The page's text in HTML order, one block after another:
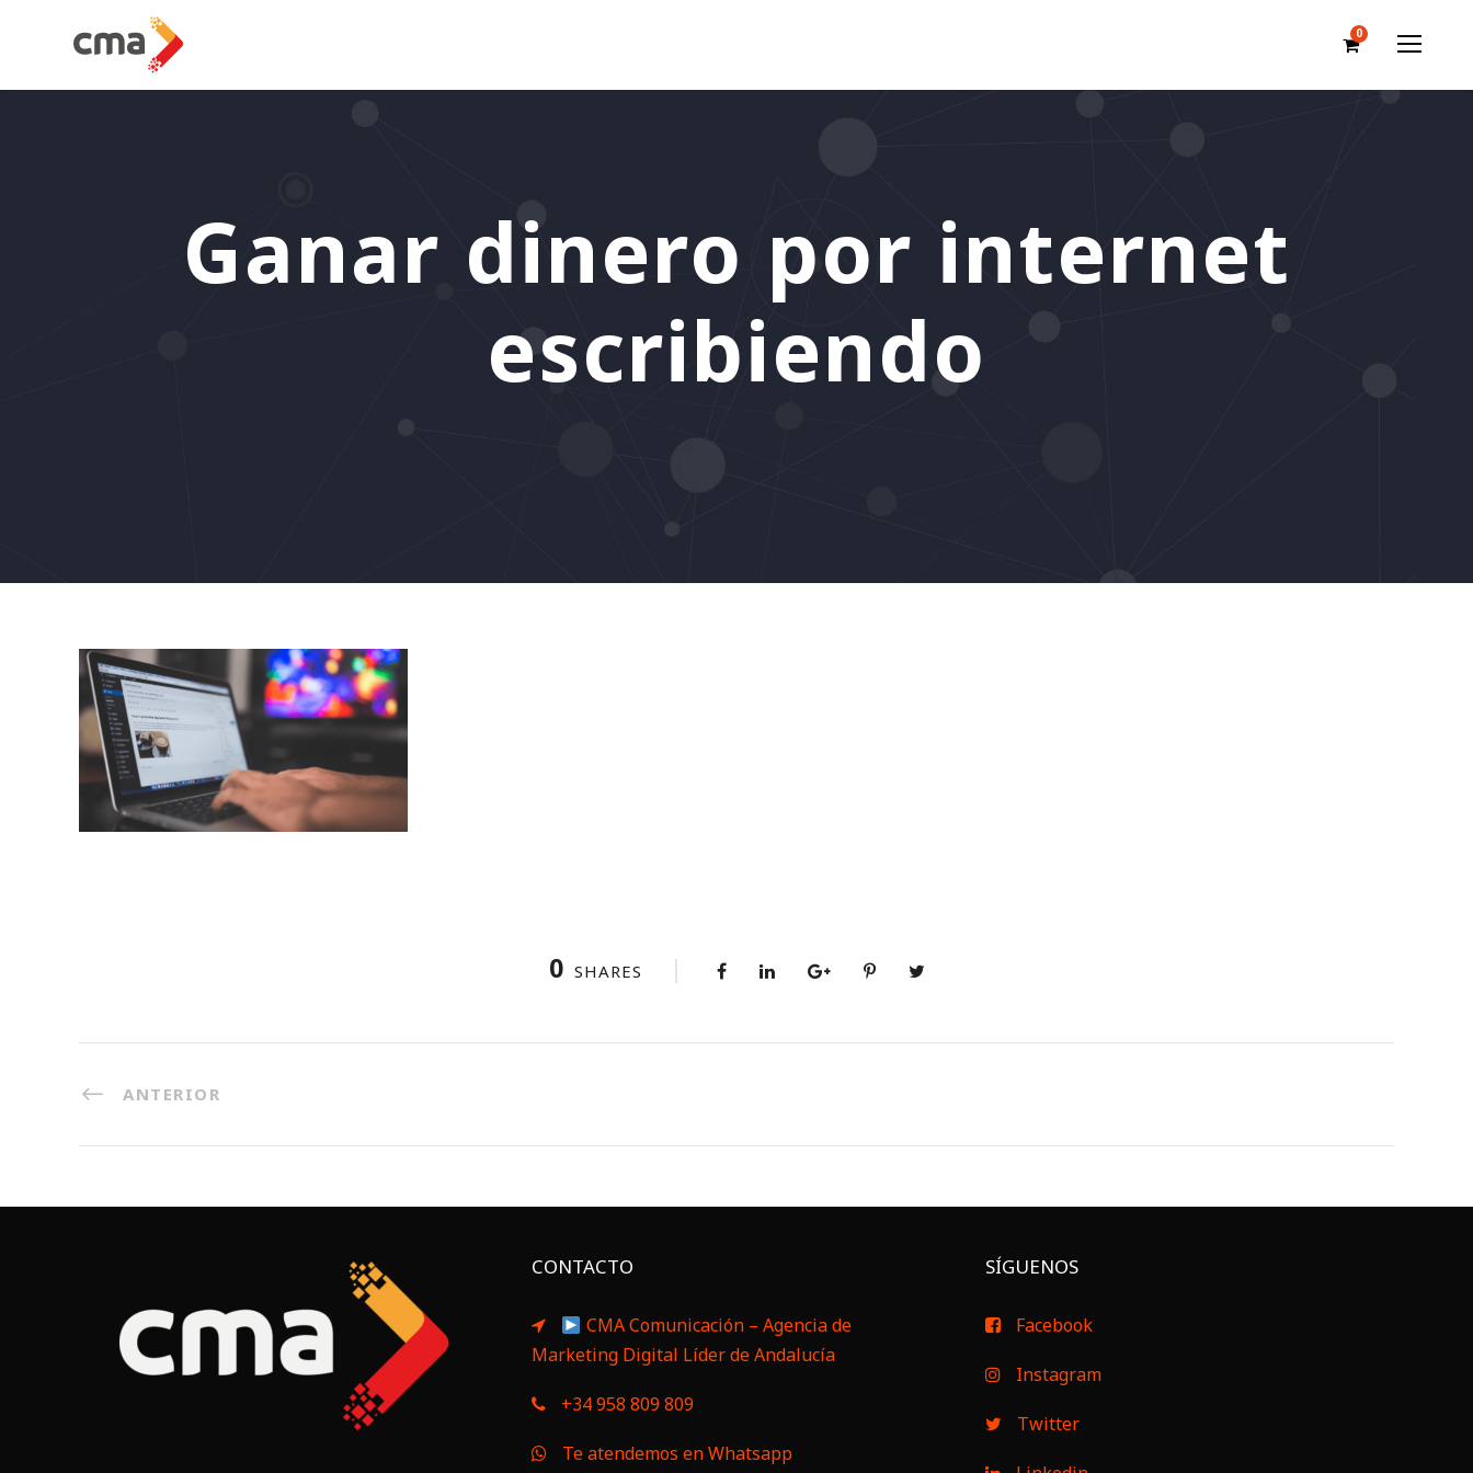
0
Ganar dinero por internet
escribiendo
0 SHARES
ANTERIOR
CONTACTO
CMA Comunicación – Agencia de
Marketing Digital Líder de Andalucía
+34 958 809 809
Te atendemos en Whatsapp
SÍGUENOS
Facebook
Instagram
Twitter